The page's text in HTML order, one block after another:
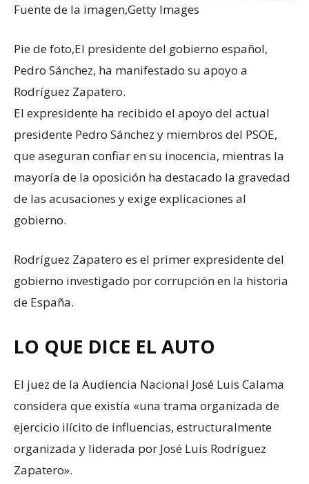
Fuente de la imagen,Getty Images
Pie de foto,El presidente del gobierno español,
Pedro Sánchez, ha manifestado su apoyo a
Rodríguez Zapatero.
El expresidente ha recibido el apoyo del actual
presidente Pedro Sánchez y miembros del PSOE,
que aseguran confiar en su inocencia, mientras la
mayoría de la oposición ha destacado la gravedad
de las acusaciones y exige explicaciones al
gobierno.
Rodríguez Zapatero es el primer expresidente del
gobierno investigado por corrupción en la historia
de España.
LO QUE DICE EL AUTO
El juez de la Audiencia Nacional José Luis Calama
considera que existía «una trama organizada de
ejercicio ilícito de influencias, estructuralmente
organizada y liderada por José Luis Rodríguez
Zapatero».